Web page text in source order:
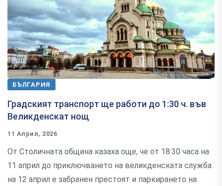
БЪЛГАРИЯ
Градският транспорт ще работи до 1:30 ч. във
Великденскат нощ
11 Април, 2026
От Столичната община казаха още, че от 18:30 часа на
11 април до приключването на великденската служба
на 12 април е забранен престоят и паркирането на